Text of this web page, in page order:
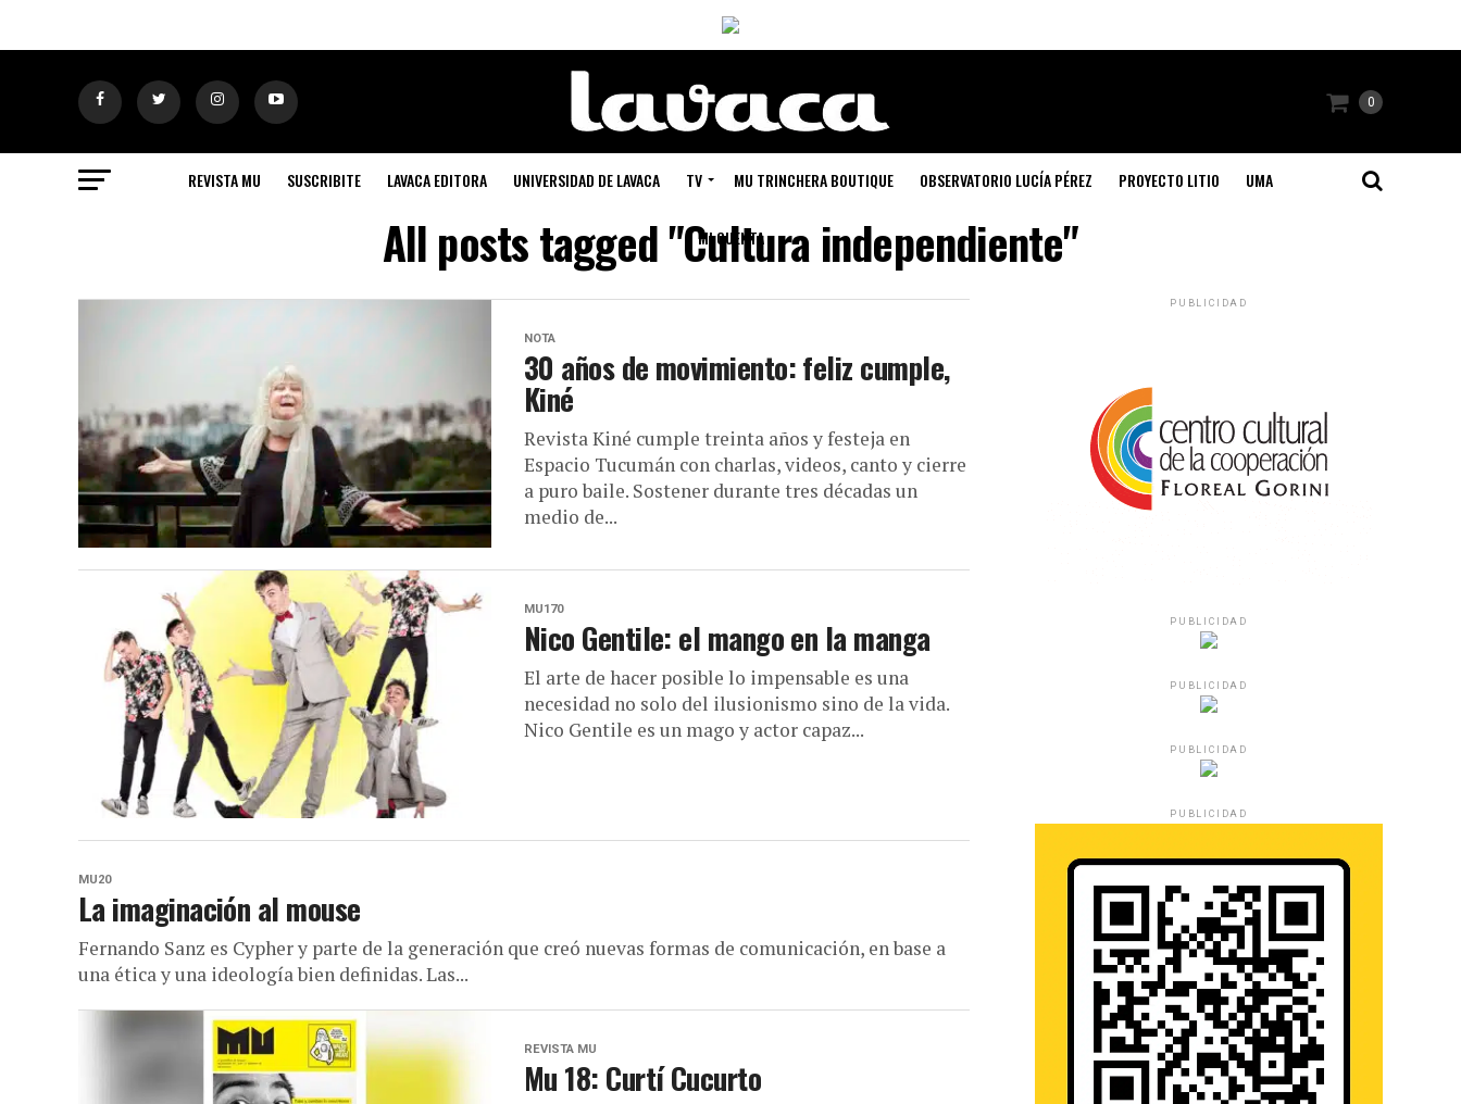
0
REVISTA MU SUSCRIBITE LAVACA EDITORA UNIVERSIDAD DE LAVACA TV MU TRINCHERA BOUTIQUE OBSERVATORIO LUCÍA PÉREZ PROYECTO LITIO UMA
MI CUENTA
All posts tagged "Cultura independiente"
NOTA
30 años de movimiento: feliz cumple,
Kiné
Revista Kiné cumple treinta años y festeja en
Espacio Tucumán con charlas, videos, canto y cierre
a puro baile. Sostener durante tres décadas un
medio de...
MU170
Nico Gentile: el mango en la manga
El arte de hacer posible lo impensable es una
necesidad no solo del ilusionismo sino de la vida.
Nico Gentile es un mago y actor capaz...
MU20
La imaginación al mouse
Fernando Sanz es Cypher y parte de la generación que creó nuevas formas de comunicación, en base a
una ética y una ideología bien definidas. Las...
REVISTA MU
Mu 18: Curtí Cucurto
PUBLICIDAD
PUBLICIDAD
PUBLICIDAD
PUBLICIDAD
PUBLICIDAD